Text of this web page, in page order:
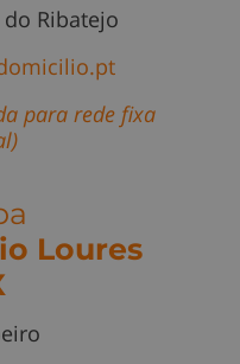
do Ribatejo
para rede fixa
Loures